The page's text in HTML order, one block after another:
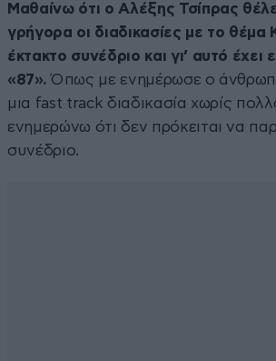
Μαθαίνω ότι ο Αλέξης Τσίπρας
γρήγορα οι διαδικασίες με το
έκτακτο συνέδριο και γι’ αυτό έχει
«87». Όπως με ενημέρωσε ο
μια fast track διαδικασία χωρίς
ενημερώνω ότι δεν πρόκειται να
συνέδριο.